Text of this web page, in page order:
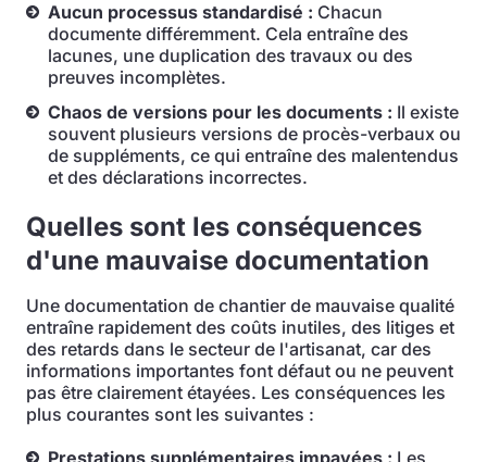
Aucun processus standardisé : Chacun
documente différemment. Cela entraîne des
lacunes, une duplication des travaux ou des
preuves incomplètes.
Chaos de versions pour les documents : Il existe
souvent plusieurs versions de procès-verbaux ou
de suppléments, ce qui entraîne des malentendus
et des déclarations incorrectes.
Quelles sont les conséquences
d'une mauvaise documentation
Une documentation de chantier de mauvaise qualité
entraîne rapidement des coûts inutiles, des litiges et
des retards dans le secteur de l'artisanat, car des
informations importantes font défaut ou ne peuvent
pas être clairement étayées. Les conséquences les
plus courantes sont les suivantes :
Prestations supplémentaires impayées : Les